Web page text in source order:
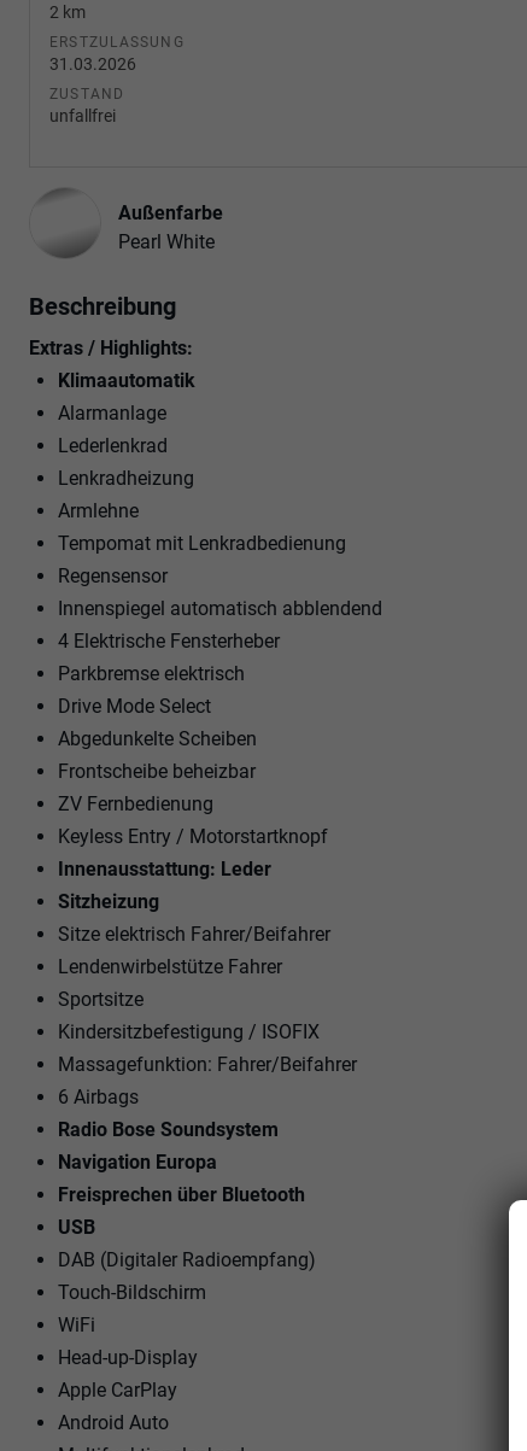
2 km
ERSTZULASSUNG
31.03.2026
ZUSTAND
unfallfrei
Außenfarbe
Pearl White
Beschreibung
Extras / Highlights:
Klimaautomatik
Alarmanlage
Lederlenkrad
Lenkradheizung
Armlehne
Tempomat mit Lenkradbedienung
Regensensor
Innenspiegel automatisch abblendend
4 Elektrische Fensterheber
Parkbremse elektrisch
Drive Mode Select
Abgedunkelte Scheiben
Frontscheibe beheizbar
ZV Fernbedienung
Keyless Entry / Motorstartknopf
Innenausstattung: Leder
Sitzheizung
Sitze elektrisch Fahrer/Beifahrer
Lendenwirbelstütze Fahrer
Sportsitze
Kindersitzbefestigung / ISOFIX
Massagefunktion: Fahrer/Beifahrer
6 Airbags
Radio Bose Soundsystem
Navigation Europa
Freisprechen über Bluetooth
USB
DAB (Digitaler Radioempfang)
Touch-Bildschirm
WiFi
Head-up-Display
Apple CarPlay
Android Auto